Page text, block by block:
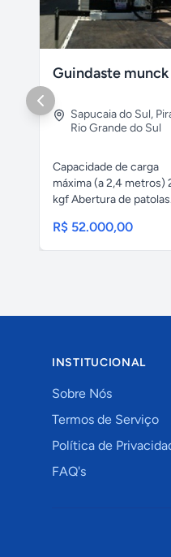
Sapucaia do Sul,
Rio Grande do Sul
Capacidade de carga
máxima (a 2,4 metros)
kgf Abertura de
R$ 52.000,00
INSTITUCIONAL
Sobre Nós
Termos de Serviço
Política de
FAQ's